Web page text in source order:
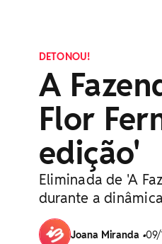
DETONOU!
A
Flor
edição'
Eliminada de 'A
durante a
Joana Miranda •09/